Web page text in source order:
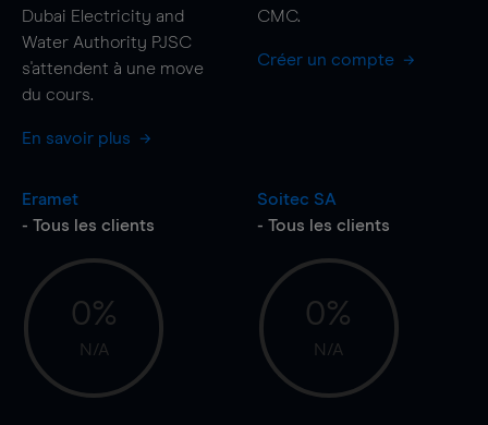
Dubai Electricity and
Water Authority PJSC
s'attendent à une move
du cours.
En savoir plus
CMC.
Créer un compte
Eramet
- Tous les clients
0%
N/A
Soitec SA
- Tous les clients
0%
N/A